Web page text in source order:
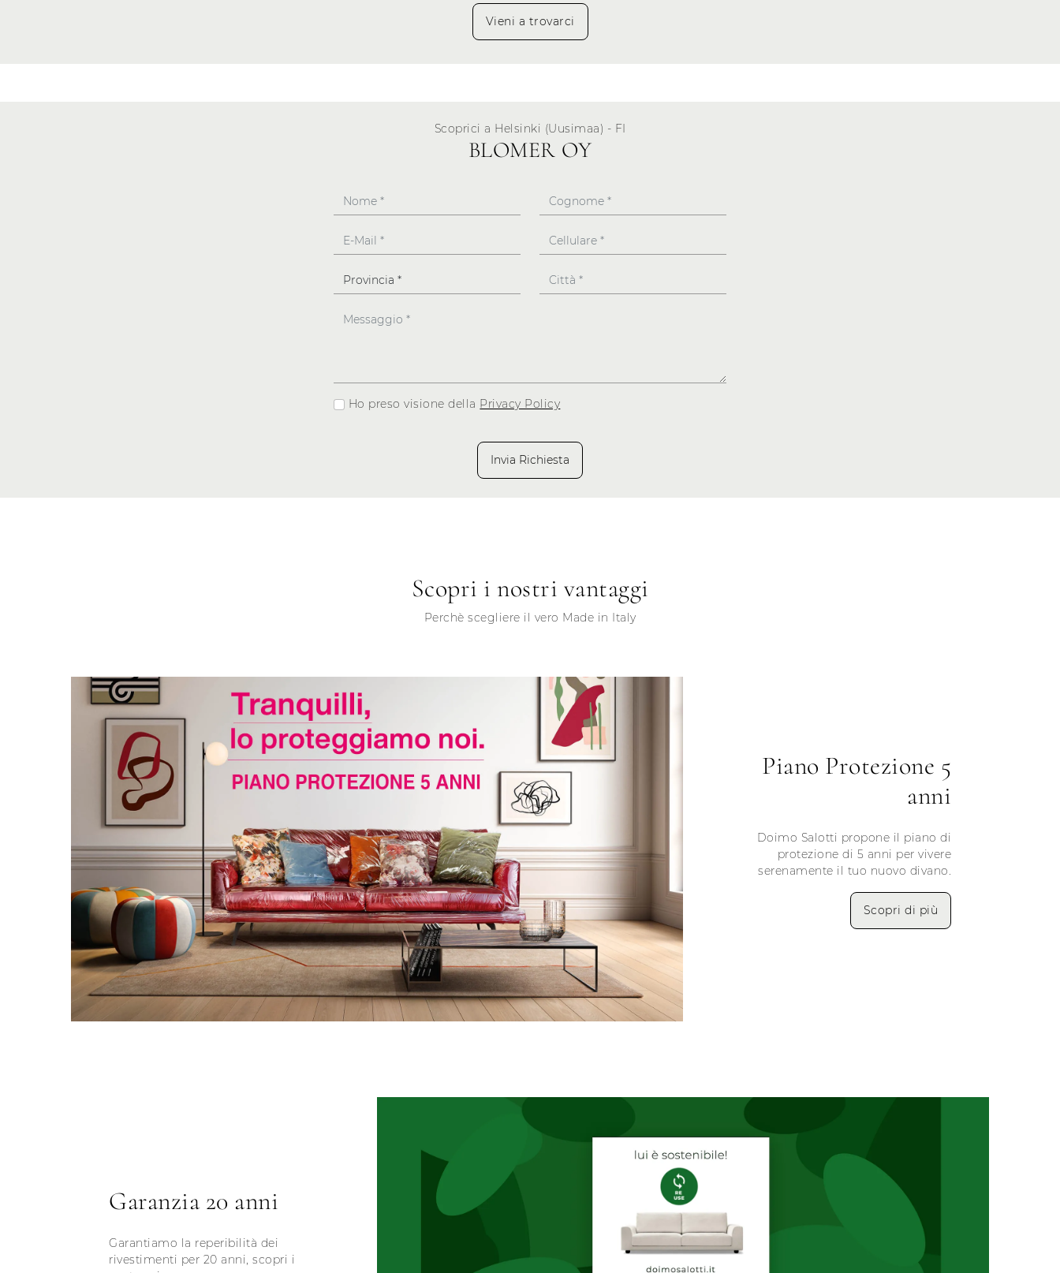
Vieni a trovarci
Scoprici a Helsinki (Uusimaa) - FI
BLOMER OY
Ho preso visione della Privacy Policy
Invia Richiesta
Scopri i nostri vantaggi
Perchè scegliere il vero Made in Italy
Piano Protezione 5
anni
Doimo Salotti propone il piano di
protezione di 5 anni per vivere
serenamente il tuo nuovo divano.
Scopri di più
Garanzia 20 anni
Garantiamo la reperibilità dei
rivestimenti per 20 anni, scopri i